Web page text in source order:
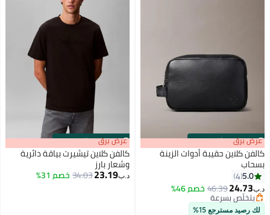
00m:00s
·باقي 100% عرض برق
كالفن كلاين حقيبة أدوات الزينة
بسحاب
5.0
4
د.ب‏24.73
46.39خصم 46%
بتخلّص بسرعة
بتخلّص بسرعة
لك رصيد مسترجع 15%
00m:00s
·باقي 100% عرض برق
كالفن كلاين تيشيرت بياقة دائرية
وشعار بارز
د.ب‏23.19
34.03خصم 31%